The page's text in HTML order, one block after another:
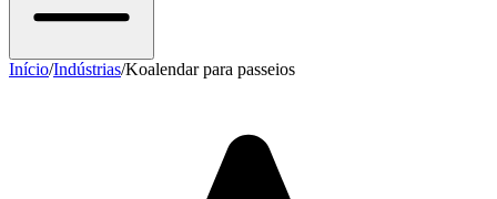
Início/Indústrias/Koalendar para passeios